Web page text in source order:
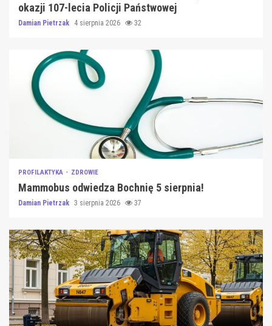
okazji 107-lecia Policji Państwowej
Damian Pietrzak 4 sierpnia 2026 32
PROFILAKTYKA ZDROWIE
Mammobus odwiedza Bochnię 5 sierpnia!
Damian Pietrzak 3 sierpnia 2026 37